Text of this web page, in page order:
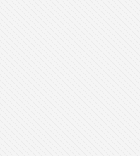
سكينة ) فم
قابلة للفتح